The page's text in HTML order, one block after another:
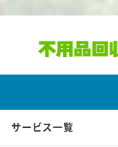
サービス一覧